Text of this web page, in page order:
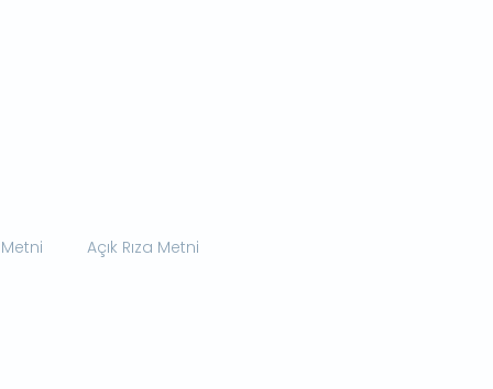
Açık Rıza Metni